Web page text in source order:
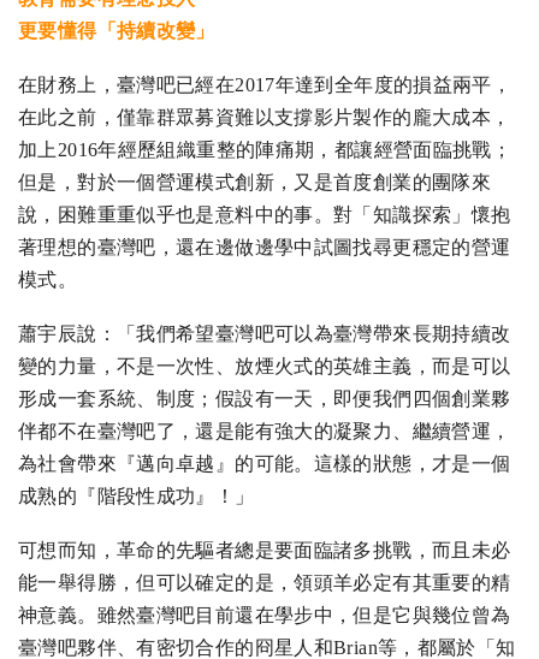
更要懂得「持續改變」
在財務上，臺灣吧已經在2017年達到全年度的損益兩平，
在此之前，僅靠群眾募資難以支撐影片製作的龐大成本，
加上2016年經歷組織重整的陣痛期，都讓經營面臨挑戰；
但是，對於一個營運模式創新，又是首度創業的團隊來
說，困難重重似乎也是意料中的事。對「知識探索」懷抱
著理想的臺灣吧，還在邊做邊學中試圖找尋更穩定的營運
模式。
蕭宇辰說：「我們希望臺灣吧可以為臺灣帶來長期持續改
變的力量，不是一次性、放煙火式的英雄主義，而是可以
形成一套系統、制度；假設有一天，即便我們四個創業夥
伴都不在臺灣吧了，還是能有強大的凝聚力、繼續營運，
為社會帶來『邁向卓越』的可能。這樣的狀態，才是一個
成熟的『階段性成功』！」
可想而知，革命的先驅者總是要面臨諸多挑戰，而且未必
能一舉得勝，但可以確定的是，領頭羊必定有其重要的精
神意義。雖然臺灣吧目前還在學步中，但是它與幾位曾為
臺灣吧夥伴、有密切合作的冏星人和Brian等，都屬於「知